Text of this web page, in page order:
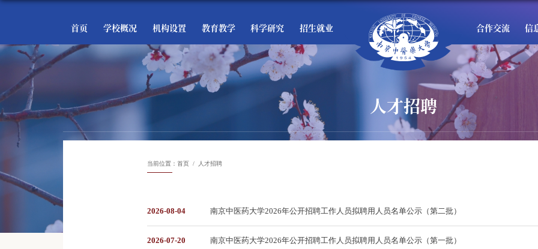
首页 学校概况 机构设置 教育教学 科学研究 招生就业 合作交流 信
人才招聘
当前位置： 首页 人才招聘
2026-08-04 南京中医药大学2026年公开招聘工作人员拟聘用人员名单公示（第二批）
2026-07-20 南京中医药大学2026年公开招聘工作人员拟聘用人员名单公示（第一批）